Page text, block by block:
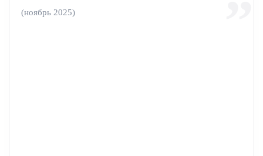
(ноябрь 2025)